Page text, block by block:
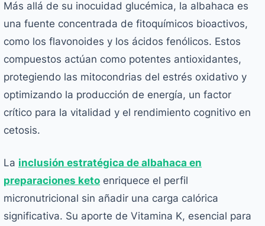
Más allá de su inocuidad glucémica, la albahaca es
una fuente concentrada de fitoquímicos bioactivos,
como los flavonoides y los ácidos fenólicos. Estos
compuestos actúan como potentes antioxidantes,
protegiendo las mitocondrias del estrés oxidativo y
optimizando la producción de energía, un factor
crítico para la vitalidad y el rendimiento cognitivo en
cetosis.
La inclusión estratégica de albahaca en
preparaciones keto enriquece el perfil
micronutricional sin añadir una carga calórica
significativa. Su aporte de Vitamina K, esencial para